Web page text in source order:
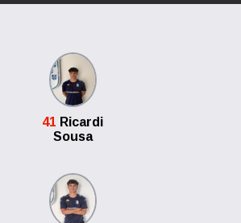
41 Ricardi
Sousa